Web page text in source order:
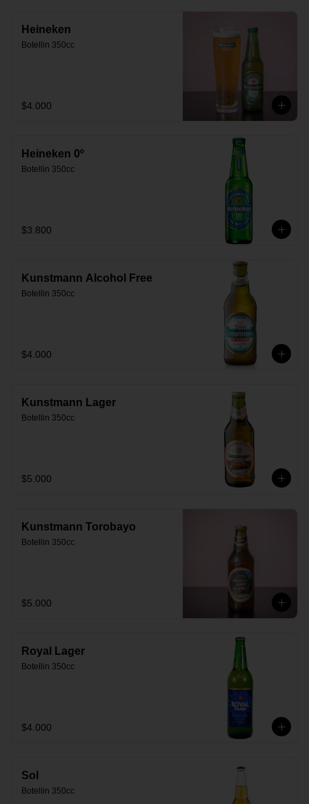
Heineken
Botellin 350cc
$4.000
Heineken 0º
Botellin 350cc
$3.800
Kunstmann Alcohol Free
Botellin 350cc
$4.000
Kunstmann Lager
Botellin 350cc
$5.000
Kunstmann Torobayo
Botellin 350cc
$5.000
Royal Lager
Botellin 350cc
$4.000
Sol
Botellin 350cc